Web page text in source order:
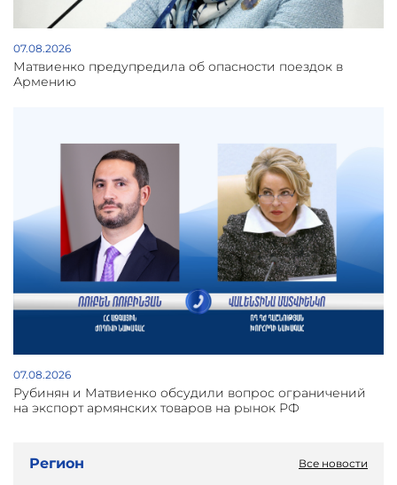
07.08.2026
Матвиенко предупредила об опасности поездок в
Армению
07.08.2026
Рубинян и Матвиенко обсудили вопрос ограничений
на экспорт армянских товаров на рынок РФ
Регион Все новости